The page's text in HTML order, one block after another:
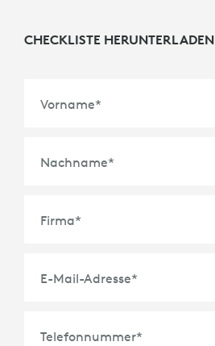
CHECKLISTE HERUNTERLADEN
Vorname*
Nachname*
Firma*
E-Mail-Adresse*
Telefonnummer*